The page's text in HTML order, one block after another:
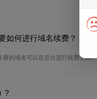
如何进行域名续费？
的域名可以在后台进行续费生效。